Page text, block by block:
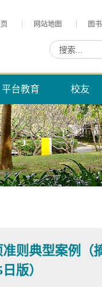
网站地图 图
平台教育 校友
则典型案例（
版）